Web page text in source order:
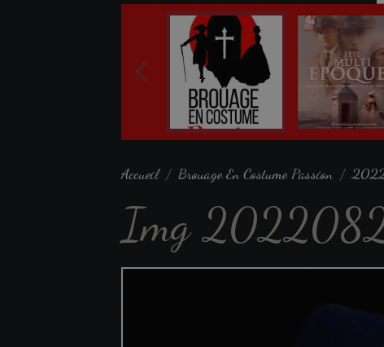
Accueil Brouage En Costume Passion
Img